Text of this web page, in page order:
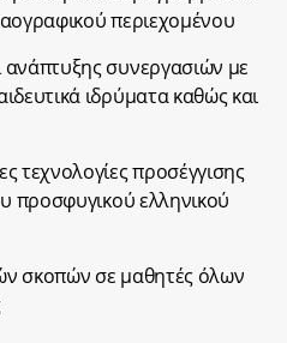
περιεχομένου
συνεργασιών με
ιδρύματα καθώς και
τεχνολογίες προσέγγισης
προσφυγικού ελληνικού
σκοπών σε μαθητές όλων